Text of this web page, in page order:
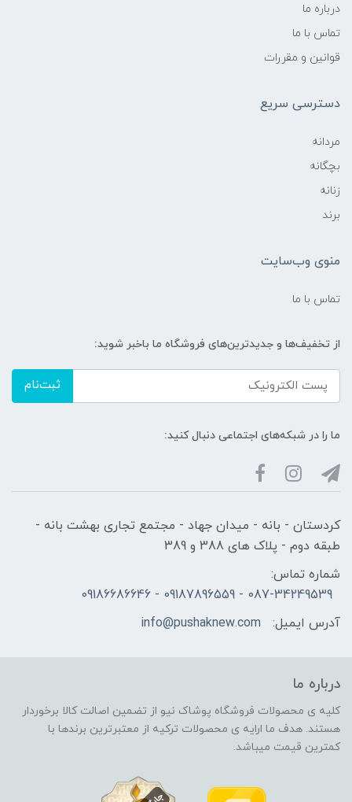
درباره ما
تماس با ما
قوانین و مقررات
دسترسی سریع
مردانه
بچگانه
زنانه
برند
منوی وب‌سایت
تماس با ما
از تخفیف‌ها و جدیدترین‌های فروشگاه ما باخبر شوید:
ثبت‌نام
ما را در شبکه‌های اجتماعی دنبال کنید:
کردستان - بانه - میدان جهاد - مجتمع تجاری بهشت بانه -
طبقه دوم - پلاک های 388 و 389
شماره تماس:
087-34249539 - 09187896559 - 09186686646
آدرس ایمیل:
info@pushaknew.com
درباره ما
کلیه ی محصولات فروشگاه پوشاک نیو از تضمین اصالت کالا برخوردار
هستند. هدف ما ارایه ی محصولات ترکیه از معتبرترین برندها با
کمترین قیمت میباشد.